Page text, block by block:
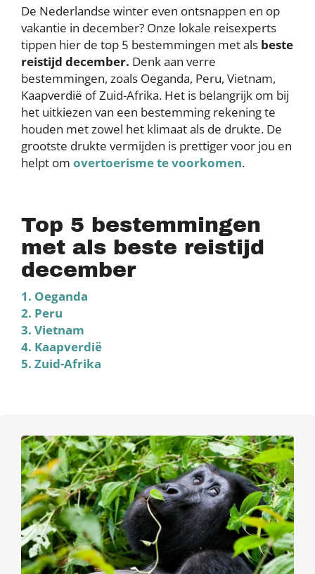
De Nederlandse winter even ontsnappen en op
vakantie in december? Onze lokale reisexperts
tippen hier de top 5 bestemmingen met als beste
reistijd december. Denk aan verre
bestemmingen, zoals Oeganda, Peru, Vietnam,
Kaapverdië of Zuid-Afrika. Het is belangrijk om bij
het uitkiezen van een bestemming rekening te
houden met zowel het klimaat als de drukte. De
grootste drukte vermijden is prettiger voor jou en
helpt om overtoerisme te voorkomen.
Top 5 bestemmingen
met als beste reistijd
december
1. Oeganda
2. Peru
3. Vietnam
4. Kaapverdië
5. Zuid-Afrika